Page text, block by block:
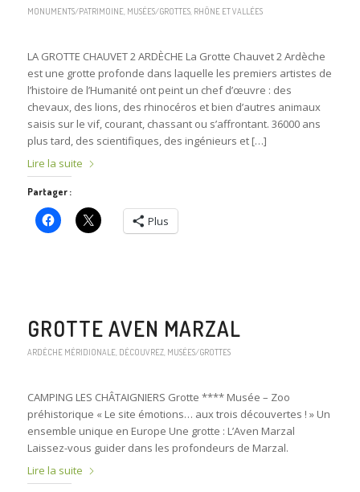
MONUMENTS/PATRIMOINE, MUSÉES/GROTTES, RHÔNE ET VALLÉES
LA GROTTE CHAUVET 2 ARDÈCHE La Grotte Chauvet 2 Ardèche
est une grotte profonde dans laquelle les premiers artistes de
l’histoire de l’Humanité ont peint un chef d’œuvre : des
chevaux, des lions, des rhinocéros et bien d’autres animaux
saisis sur le vif, courant, chassant ou s’affrontant. 36000 ans
plus tard, des scientifiques, des ingénieurs et […]
Lire la suite
Partager :
Plus
GROTTE AVEN MARZAL
ARDÈCHE MÉRIDIONALE, DÉCOUVREZ, MUSÉES/GROTTES
CAMPING LES CHÂTAIGNIERS Grotte **** Musée – Zoo
préhistorique « Le site émotions… aux trois découvertes ! » Un
ensemble unique en Europe Une grotte : L’Aven Marzal
Laissez-vous guider dans les profondeurs de Marzal.
Lire la suite